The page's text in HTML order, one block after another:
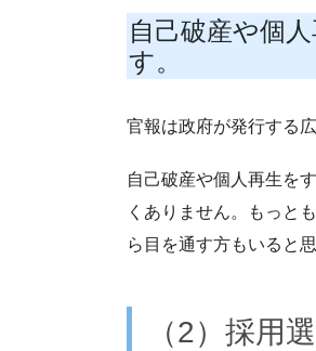
自己破産や個
す。
官報は政府が発行する
自己破産や個人再生を
くありません。もっと
ら目を通す方もいると思
（2）採用